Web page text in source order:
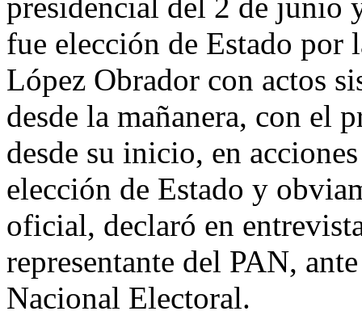
fue elección de Estado
López Obrador con actos
desde la mañanera, con el
desde su inicio, en
elección de Estado y
oficial, declaró en
representante del PAN,
Nacional Electoral.